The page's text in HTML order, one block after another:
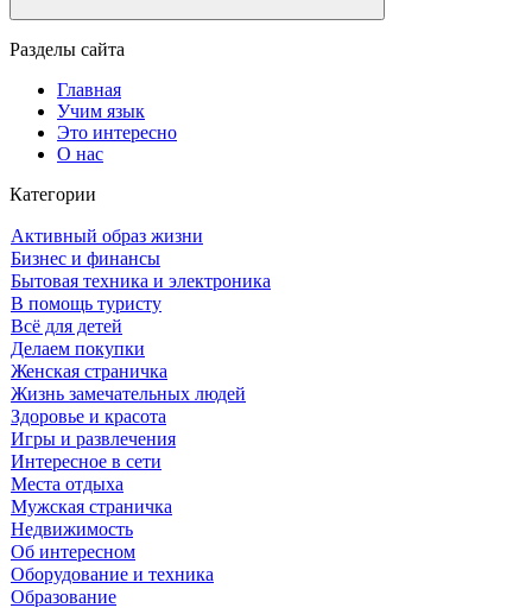
Разделы сайта
Главная
Учим язык
Это интересно
О нас
Категории
Активный образ жизни
Бизнес и финансы
Бытовая техника и электроника
В помощь туристу
Всё для детей
Делаем покупки
Женская страничка
Жизнь замечательных людей
Здоровье и красота
Игры и развлечения
Интересное в сети
Места отдыха
Мужская страничка
Недвижимость
Об интересном
Оборудование и техника
Образование